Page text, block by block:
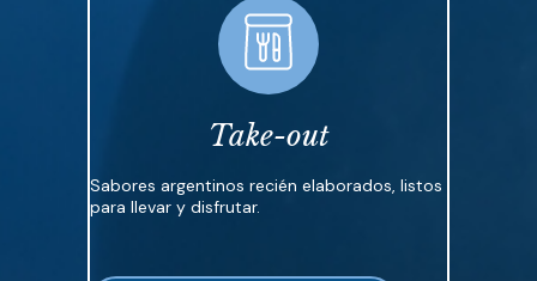
Take-out
Sabores argentinos recién elaborados, listos
para llevar y disfrutar.